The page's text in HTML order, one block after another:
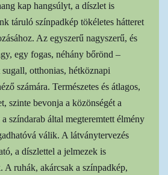
kap hangsúlyt, a díszlet is
táruló színpadkép tökéletes hátteret
Az egyszerű nagyszerű, és
egy fogas, néhány bőrönd –
sugall, otthonias, hétköznapi
számára. Természetes és átlagos,
szinte bevonja a közönségét a
színdarab által megteremtett élmény
válik. A látványtervezés
a díszlettel a jelmezek is
A ruhák, akárcsak a színpadkép,